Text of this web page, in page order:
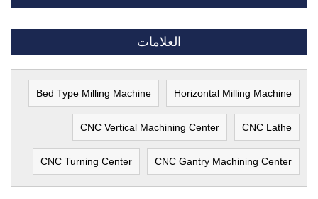
العلامات
Horizontal Milling Machine
Bed Type Milling Machine
CNC Lathe
CNC Vertical Machining Center
CNC Gantry Machining Center
CNC Turning Center